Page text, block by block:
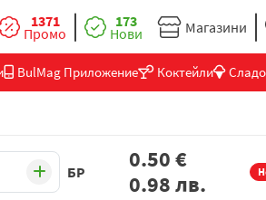
1371
Промо
173
Нови Магазини
BulMag Приложение Коктейли
БР 0.50€
0.98лв.